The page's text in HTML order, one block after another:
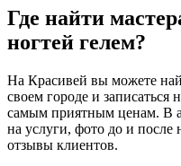
Где найти
ногтей гелем?
На Красивей вы можете
своем городе и записаться
самым приятным ценам. В
на услуги, фото до и после
отзывы клиентов.